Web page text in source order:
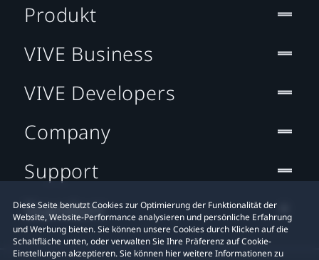
Diese Seite benutzt Cookies zur Optimierung der Funktionalität der
Website, Website-Performance analysieren und persönliche Erfahrung
und Werbung bieten. Sie können unsere Cookies durch Klicken auf die
Schaltfläche unten, oder verwalten Sie Ihre Präferenz auf Cookie-
Einstellungen akzeptieren. Sie können hier weitere Informationen zu
Produkt
VIVE Business
VIVE Developers
Company
Support
Standort